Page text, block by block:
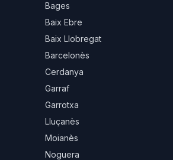
Bages
Baix Ebre
Baix Llobregat
Barcelonès
Cerdanya
Garraf
Garrotxa
Lluçanès
Moianès
Noguera